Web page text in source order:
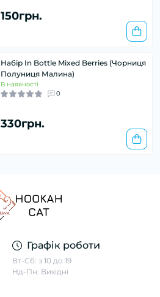
150грн.
Набір In Bottle Mixed Berries (Чорниця
Полуниця Малина)
В наявності
0
330грн.
Графік роботи
Вт-Сб: з 10 до 19
Нд-Пн: Вихідні